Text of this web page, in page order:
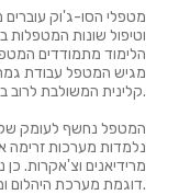
מטפלי הסו-ג'וק עוברים
וטיפול שונות המטפלות
הלימוד מתמודדים
מגיש המטפל עבודת גמר
קלינית המשולבת לרוב במחקר רפואי.
המטפל נחשף לעומק של
נלמדות מערכות זרימה
מרידיאנים וצ'אקרות.
דוגמת מערכת היהלום ומערכת האנרגיה הספיראלית (סו-ג'וק קי).